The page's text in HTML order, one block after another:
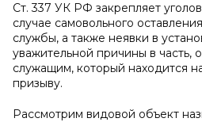
Ст. 337 УК РФ закрепляет
случае самовольного
службы, а также неявки в
уважительной причины в часть,
служащим, который находится
призыву.
Рассмотрим видовой объект